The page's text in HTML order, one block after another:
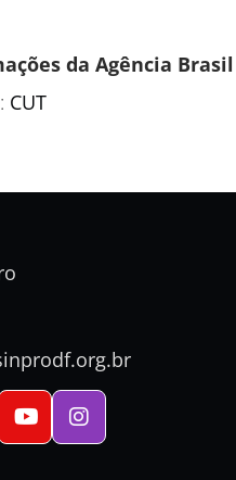
da Agência Brasil
CUT